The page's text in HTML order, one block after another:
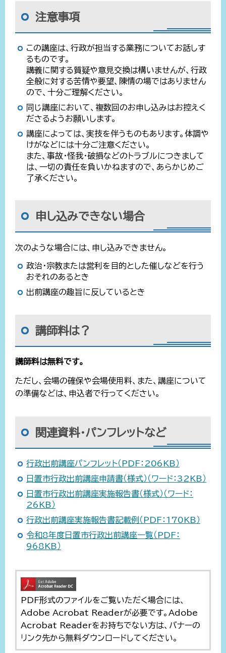
注意事項
この講座は、行政が担当する業務についてお話しす
るものです。
講義に関する質疑や意見交換は構いませんが、行政
全般に対する苦情や要望、陳情の場ではありません
ので、十分ご理解ください。
同じ講座において、複数回のお申し込みはお控えく
ださるようお願いします。
講座によっては、実技を伴うものもあります。体調や
けがなどには十分ご注意ください。
また、事故・怪我・破損などのトラブルにつきまして
は、一切の責任を負いかねますので、あらかじめご
了承ください。
申し込みできない場合
次のような場合には、申し込みできません。
政治・宗教または営利を目的とした催しなどを行う
おそれのあるとき
出前講座の趣旨に反しているとき
講師料は？
講師料は無料です。
ただし、会場の確保や会場使用料、また、講座について
の準備などは、申込者で行ってください。
関連資料・パンフレットなど
行政出前講座パンフレット（PDF：206KB）
日置市行政出前講座申請書（様式）（ワード：32KB）
日置市行政出前講座実施報告書（様式）（ワード：
26KB）
行政出前講座実施報告書記載例（PDF：170KB）
令和8年度日置市行政出前講座一覧（PDF：
968KB）
PDF形式のファイルをご覧いただく場合には、
Adobe Acrobat Readerが必要です。Adobe
Acrobat Readerをお持ちでない方は、バナーの
リンク先から無料ダウンロードしてください。